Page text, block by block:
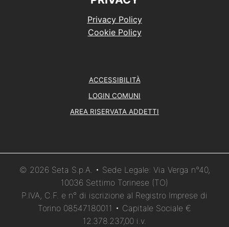
Privacy Policy
Cookie Policy
ACCESSIBILITÀ
LOGIN COMUNI
AREA RISERVATA ADDETTI
© 2026 Seta S.p.A. • Sede Legale: Via Verga n°40,
10036 Settimo Torinese (TO)
P.IVA, C.F. e n° di iscrizione al Registro Imprese di
Torino 08547180011 • Capitale Sociale €
12.378.237,00 i.v.